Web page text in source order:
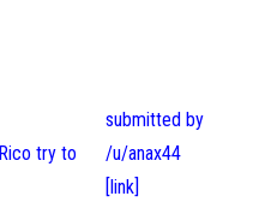
submitted by
/u/anax44
[link]